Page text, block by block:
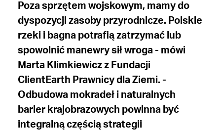
Poza sprzętem wojskowym, mamy do
dyspozycji zasoby przyrodnicze. Polskie
rzeki i bagna potrafią zatrzymać lub
spowolnić manewry sił wroga - mówi
Marta Klimkiewicz z Fundacji
ClientEarth Prawnicy dla Ziemi. -
Odbudowa mokradeł i naturalnych
barier krajobrazowych powinna być
integralną częścią strategii